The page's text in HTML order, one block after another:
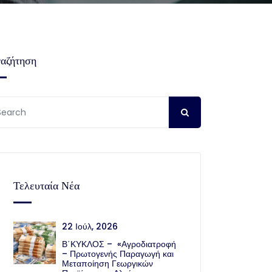
Τελευταία Νέα
22 Ιούλ, 2026
Β΄ΚΥΚΛΟΣ – «Αγροδιατροφή
– Πρωτογενής Παραγωγή και
Μεταποίηση Γεωργικών